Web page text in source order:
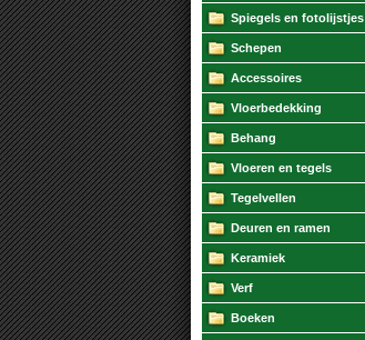
Spiegels en fotolijstjes
Schepen
Accessoires
Vloerbedekking
Behang
Vloeren en tegels
Tegelvellen
Deuren en ramen
Keramiek
Verf
Boeken